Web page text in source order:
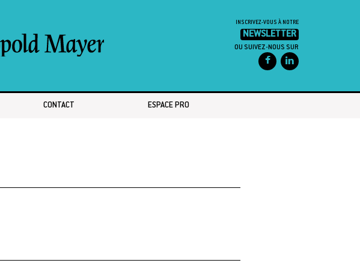
INSCRIVEZ-VOUS À NOTRE
NEWSLETTER
OU SUIVEZ-NOUS SUR
CONTACT ESPACE PRO